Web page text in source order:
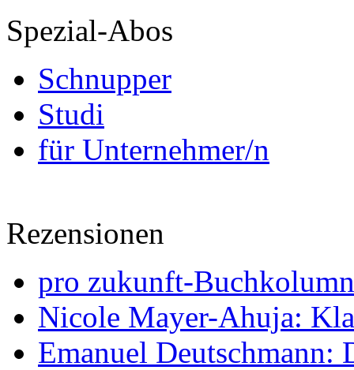
Spezial-Abos
Schnupper
Studi
für Unternehmer/n
Rezensionen
pro zukunft-
Nicole Mayer-Ahuja:
Emanuel Deutschmann: